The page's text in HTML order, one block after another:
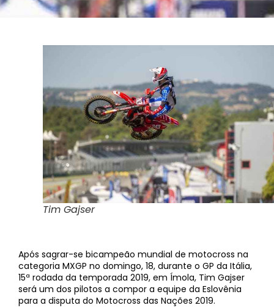
Tim Gajser
Após sagrar-se bicampeão mundial de motocross na
categoria MXGP no domingo, 18, durante o GP da Itália,
15ª rodada da temporada 2019, em Ímola, Tim Gajser
será um dos pilotos a compor a equipe da Eslovênia
para a disputa do Motocross das Nações 2019.